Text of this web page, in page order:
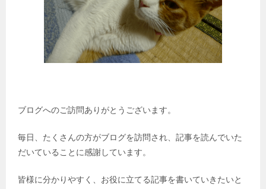
ブログへのご訪問ありがとうございます。
毎日、たくさんの方がブログを訪問され、記事を読んでいた
だいていることに感謝しています。
皆様に分かりやすく、お役に立てる記事を書いていきたいと